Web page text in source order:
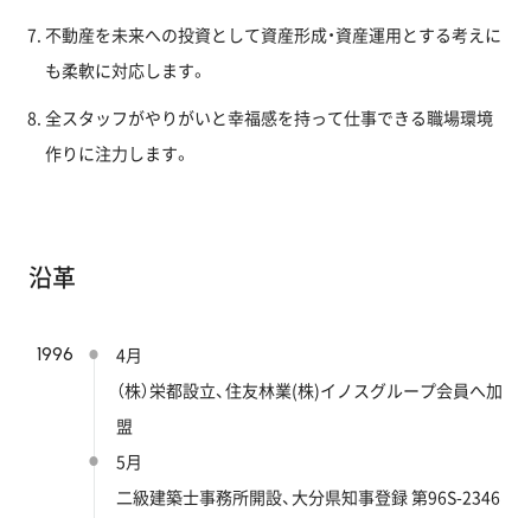
不動産を未来への投資として資産形成・資産運用とする考えに
も柔軟に対応します。
全スタッフがやりがいと幸福感を持って仕事できる職場環境
作りに注力します。
沿革
1996
4月
（株）栄都設立、住友林業(株)イノスグループ会員へ加
盟
5月
二級建築士事務所開設、大分県知事登録 第96S-2346